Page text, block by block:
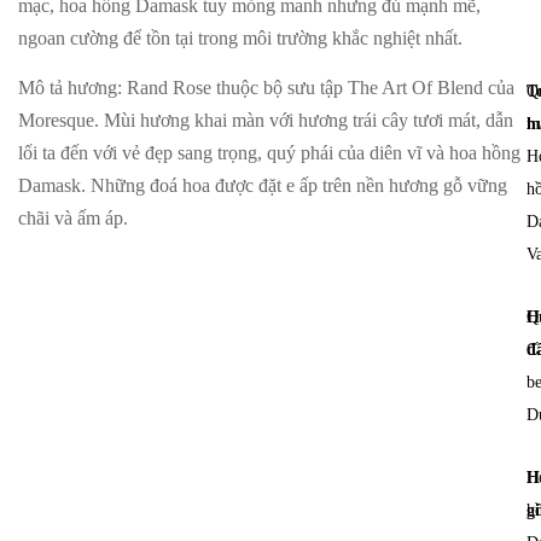
mạc, hoa hồng Damask tuy mỏng manh nhưng đủ mạnh mẽ,
ngoan cường để tồn tại trong môi trường khắc nghiệt nhất.
Mô tả hương: Rand Rose thuộc bộ sưu tập The Art Of Blend của
Moresque. Mùi hương khai màn với hương trái cây tươi mát, dẫn
lối ta đến với vẻ đẹp sang trọng, quý phái của diên vĩ và hoa hồng
Damask. Những đoá hoa được đặt e ấp trên nền hương gỗ vững
chãi và ấm áp.